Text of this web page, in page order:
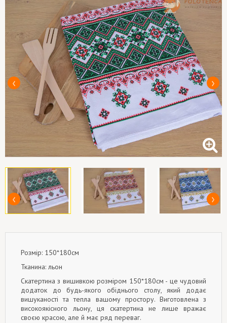
Розмір: 150*180см
Тканина: льон
Скатертина з вишивкою розміром 150*180см - це чудовий
додаток до будь-якого обіднього столу, який додає
вишуканості та тепла вашому простору. Виготовлена з
високоякісного льону, ця скатертина не лише вражає
своєю красою, але й має ряд переваг.